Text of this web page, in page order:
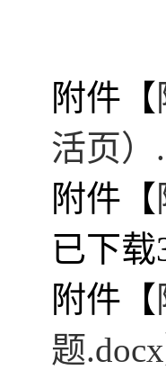
附件【
活页）
附件【
已下载
附件【
题.docx